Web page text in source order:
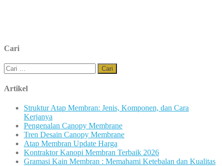
Cari
Cari
untuk:
Artikel
Struktur Atap Membran: Jenis, Komponen, dan Cara
Kerjanya
Pengenalan Canopy Membrane
Tren Desain Canopy Membrane
Atap Membran Update Harga
Kontraktor Kanopi Membran Terbaik 2026
Gramasi Kain Membran : Memahami Ketebalan dan Kualitas